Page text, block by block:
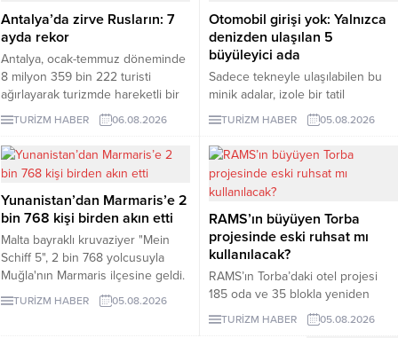
Antalya’da zirve Rusların: 7
ayda rekor
Antalya, ocak-temmuz döneminde
8 milyon 359 bin 222 turisti
ağırlayarak turizmde hareketli bir
dönemi geride bıraktı. 1 milyon
979 bin ziyaretçiyle listenin ilk
sırasında yer alan Ruslar, kente
gelen her 4 turistten birini
oluşturdu.
TURİZM HABER 06.08.2026
Otomobil girişi yok: Yalnızca
denizden ulaşılan 5
büyüleyici ada
Sadece tekneyle ulaşılabilen bu
minik adalar, izole bir tatil
arayanlara eşsiz deneyimler
sunuyor. Peki, bu adaları farklı
kılan özellikler nelerdir? İşte
yanıtı...
TURİZM HABER 05.08.2026
Yunanistan’dan Marmaris’e 2
bin 768 kişi birden akın etti
Malta bayraklı kruvaziyer "Mein
Schiff 5", 2 bin 768 yolcusuyla
Muğla'nın Marmaris ilçesine geldi.
TURİZM HABER 05.08.2026
RAMS’ın büyüyen Torba
projesinde eski ruhsat mı
kullanılacak?
RAMS’ın Torba’daki otel projesi
185 oda ve 35 blokla yeniden
gündeme geldi. Projeye 17 bin
286 metrekare orman vasıflı
TURİZM HABER 05.08.2026